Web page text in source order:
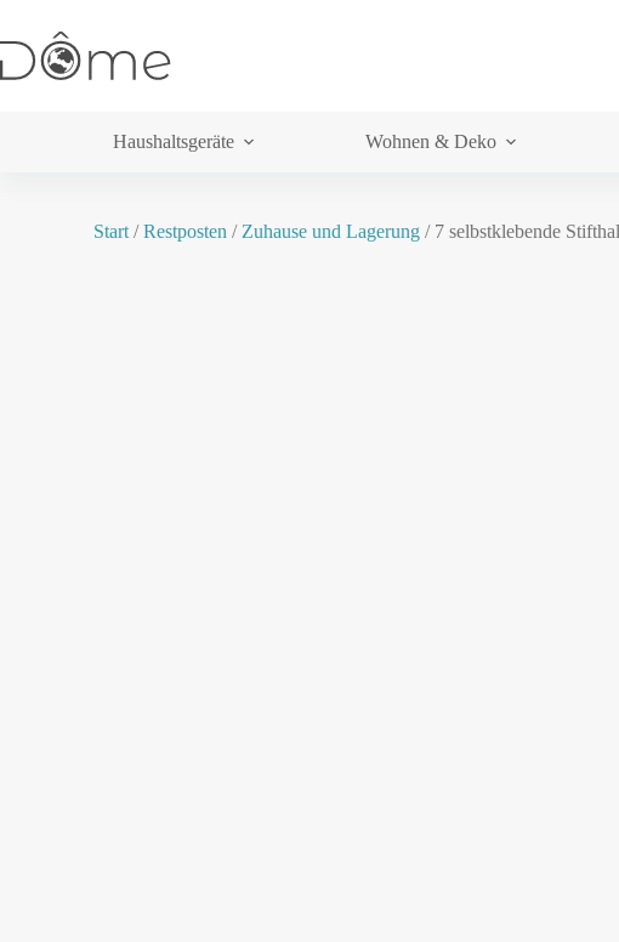
Haushaltsgeräte Wohnen & Deko
Start /Restposten / Zuhause und Lagerung / 7 selbstklebende